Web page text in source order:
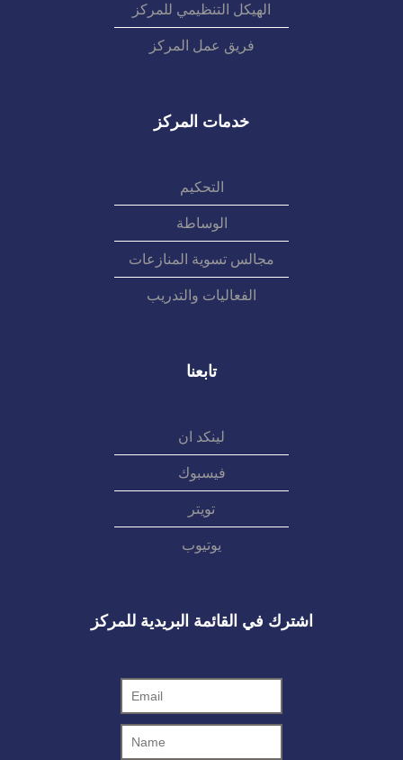
الهيكل التنظيمي للمركز
فريق عمل المركز
خدمات المركز
التحكيم
الوساطة
مجالس تسوية المنازعات
الفعاليات والتدريب
تابعنا
لينكد ان
فيسبوك
تويتر
يوتيوب
اشترك في القائمة البريدية للمركز